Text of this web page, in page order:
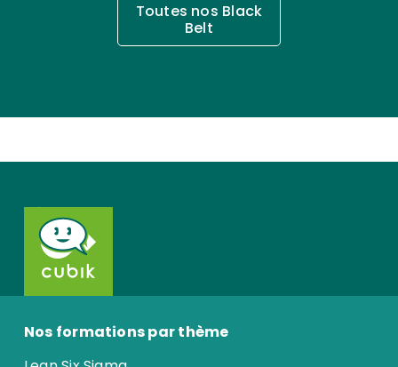
Toutes nos Black
Belt
Nos formations par thème